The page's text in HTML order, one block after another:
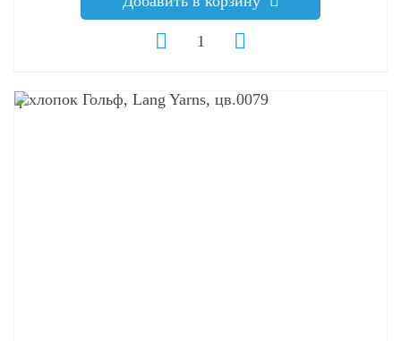
q